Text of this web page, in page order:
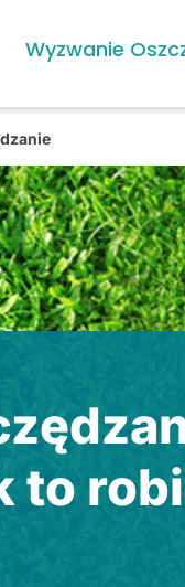
Wyzwanie
to